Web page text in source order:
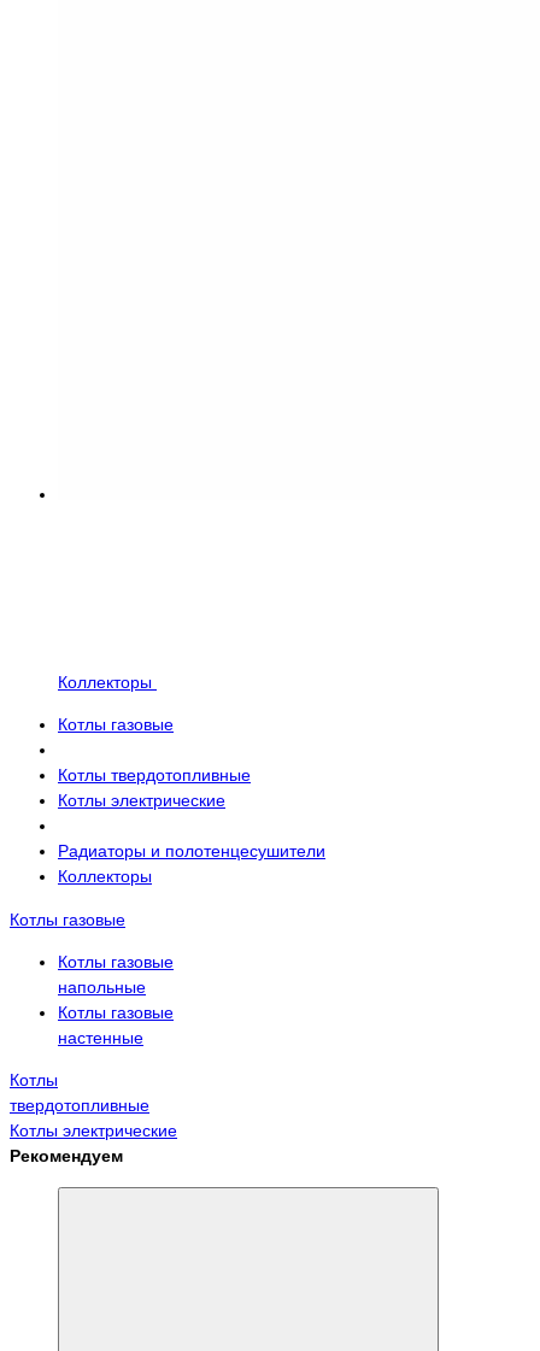
Коллекторы
Котлы газовые
Котлы твердотопливные
Котлы электрические
Радиаторы и полотенцесушители
Коллекторы
Котлы газовые
Котлы газовые
напольные
Котлы газовые
настенные
Котлы
твердотопливные
Котлы электрические
Рекомендуем